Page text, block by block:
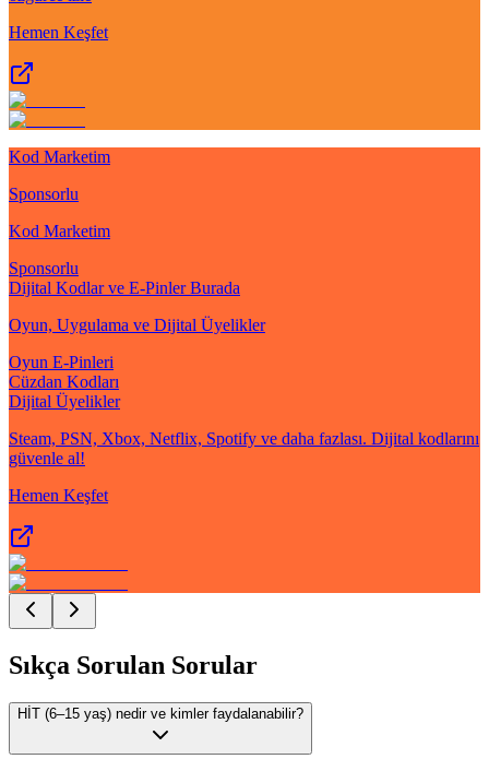
Hemen Keşfet
Kod Marketim
Sponsorlu
Kod Marketim
Sponsorlu
Dijital Kodlar ve E-Pinler Burada
Oyun, Uygulama ve Dijital Üyelikler
Oyun E-Pinleri
Cüzdan Kodları
Dijital Üyelikler
Steam, PSN, Xbox, Netflix, Spotify ve daha fazlası. Dijital kodlarını
güvenle al!
Hemen Keşfet
Sıkça Sorulan Sorular
HİT (6–15 yaş) nedir ve kimler faydalanabilir?